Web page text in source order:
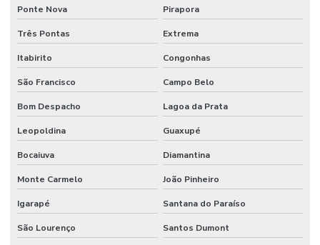
Ponte Nova Pirapora
Três Pontas Extrema
Itabirito Congonhas
São Francisco Campo Belo
Bom Despacho Lagoa da Prata
Leopoldina Guaxupé
Bocaiuva Diamantina
Monte Carmelo João Pinheiro
Igarapé Santana do Paraíso
São Lourenço Santos Dumont